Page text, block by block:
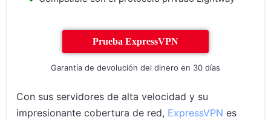
Prueba ExpressVPN
Garantía de devolución del dinero en 30 días
Con sus servidores de alta velocidad y su
impresionante cobertura de red, ExpressVPN es